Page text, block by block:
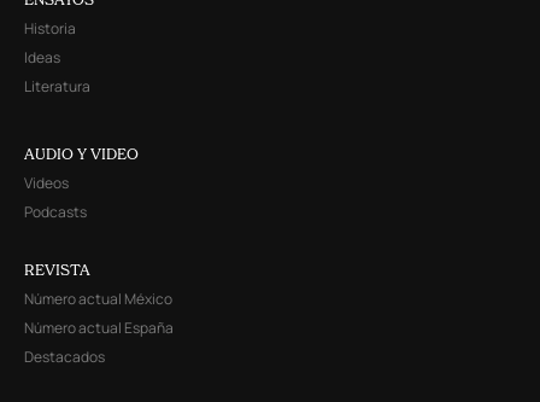
Historia
Ideas
Literatura
AUDIO Y VIDEO
Videos
Podcasts
REVISTA
Número actual México
Número actual España
Destacados